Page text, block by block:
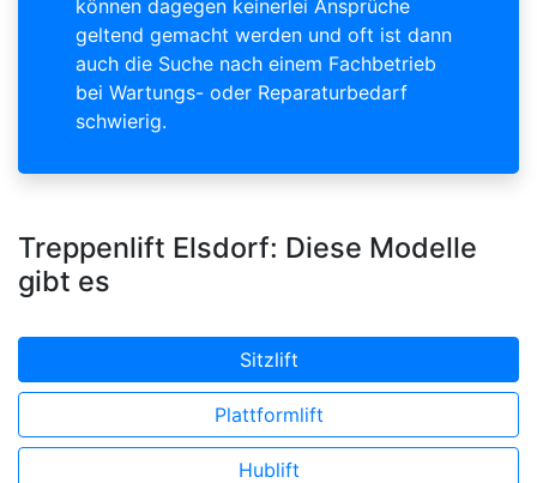
können dagegen keinerlei Ansprüche
geltend gemacht werden und oft ist dann
auch die Suche nach einem Fachbetrieb
bei Wartungs- oder Reparaturbedarf
schwierig.
Treppenlift Elsdorf: Diese Modelle
gibt es
Sitzlift
Plattformlift
Hublift